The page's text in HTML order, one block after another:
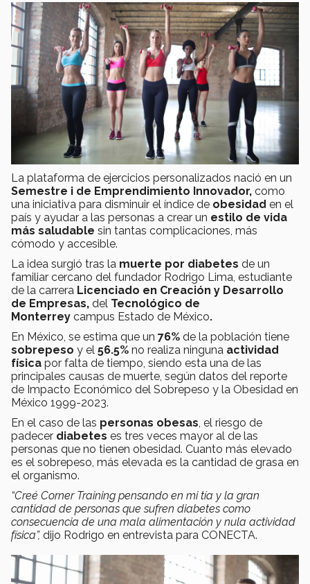
La plataforma de ejercicios personalizados nació en un
Semestre i de Emprendimiento Innovador, como
una iniciativa para disminuir el índice de obesidad en el
país y ayudar a las personas a crear un estilo de vida
más saludable sin tantas complicaciones, más
cómodo y accesible.
La idea surgió tras la muerte por diabetes de un
familiar cercano del fundador Rodrigo Lima, estudiante
de la carrera Licenciado en Creación y Desarrollo
de Empresas, del Tecnológico de
Monterrey campus Estado de México.
En México, se estima que un 76% de la población tiene
sobrepeso y el 56.5% no realiza ninguna actividad
física por falta de tiempo, siendo esta una de las
principales causas de muerte, según datos del reporte
de Impacto Económico del Sobrepeso y la Obesidad en
México 1999-2023.
En el caso de las personas obesas , el riesgo de
padecer diabetes es tres veces mayor al de las
personas que no tienen obesidad. Cuanto más elevado
es el sobrepeso, más elevada es la cantidad de grasa en
el organismo.
“Creé Corner Training pensando en mi tía y la gran
cantidad de personas que sufren diabetes como
consecuencia de una mala alimentación y nula actividad
física”, dijo Rodrigo en entrevista para CONECTA.